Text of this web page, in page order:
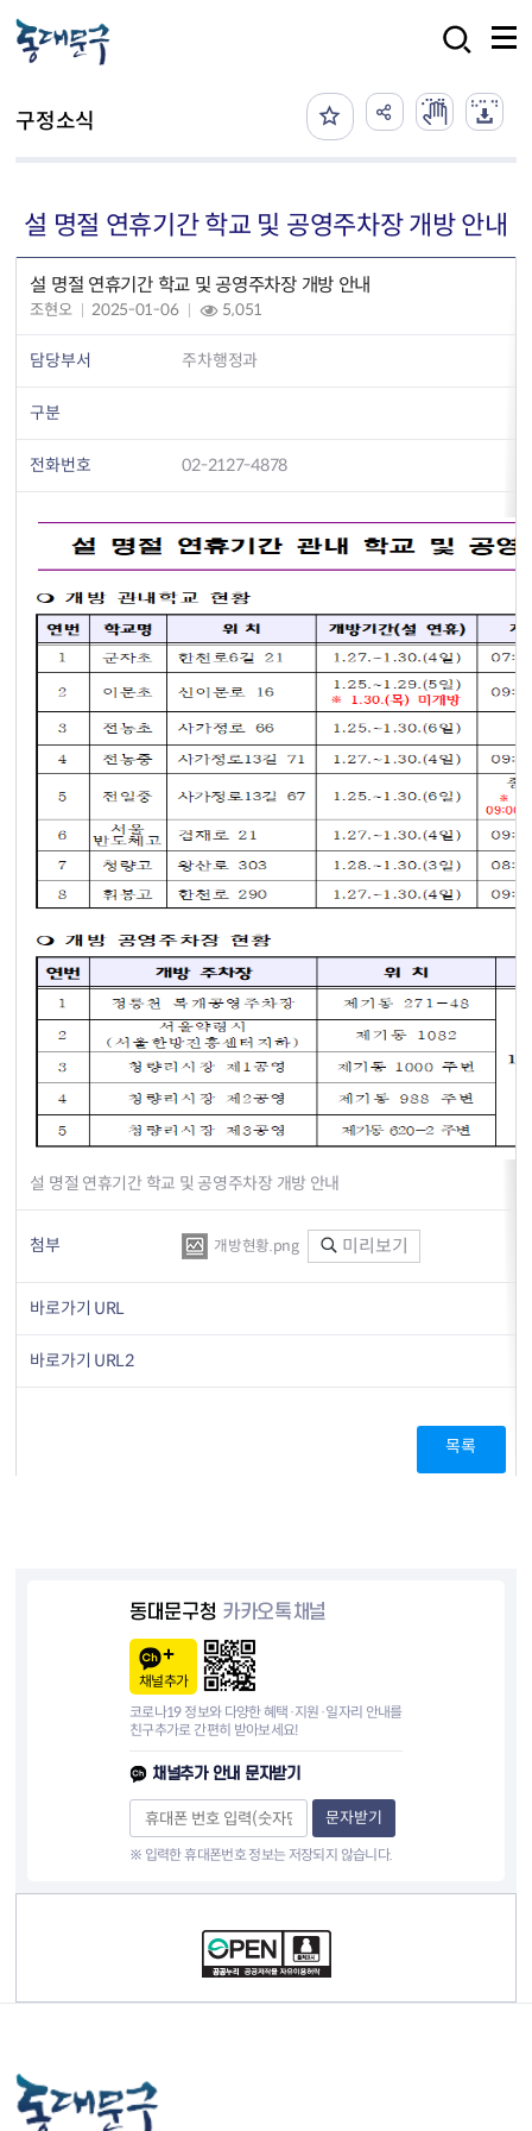
구정소식
설 명절 연휴기간 학교 및 공영주차장 개방 안내
설 명절 연휴기간 학교 및 공영주차장 개방 안내
조현오 2025-01-06 5,051
담당부서 주차행정과
구분
전화번호 02-2127-4878
설 명절 연휴기간 학교 및 공영주차장 개방 안내
첨부 개방현황.png 미리보기
바로가기 URL
바로가기 URL2
목록
동대문구청 카카오톡채널
채널추가
코로나19 정보와 다양한 혜택·지원·일자리 안내를
친구추가로 간편히 받아보세요!
채널추가 안내 문자받기
문자받기
※ 입력한 휴대폰번호 정보는 저장되지 않습니다.